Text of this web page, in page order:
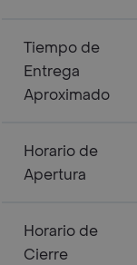
Tiempo de
Entrega
Aproximado
Horario de
Apertura
Horario de
Cierre